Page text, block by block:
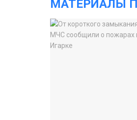
МАТЕРИАЛЫ